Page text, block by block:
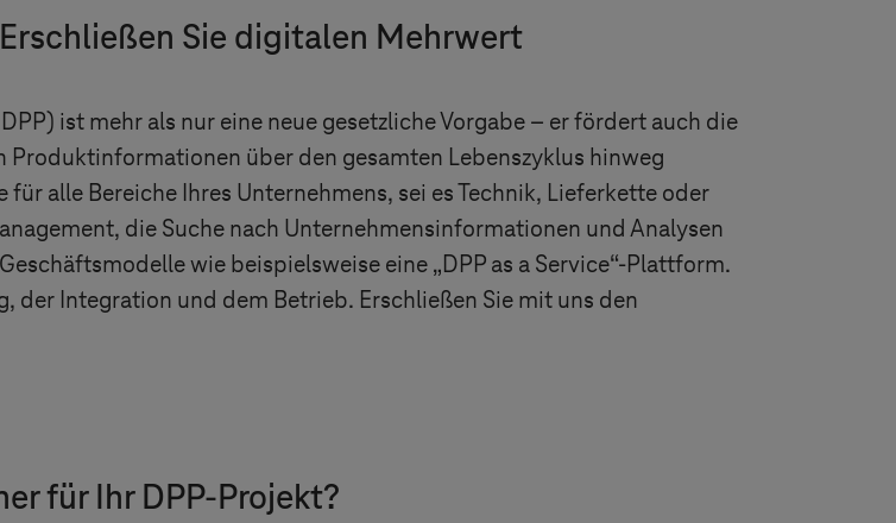
Sie digitalen Mehrwert
ist mehr als nur eine neue gesetzliche Vorgabe – er fördert auch die
über den gesamten Lebenszyklus hinweg
alle Bereiche Ihres Unternehmens, sei es Technik, Lieferkette oder
die Suche nach Unternehmensinformationen und Analysen
wie beispielsweise eine „DPP as a Service“-Plattform.
der Integration und dem Betrieb. Erschließen Sie mit uns den
für Ihr DPP-Projekt?